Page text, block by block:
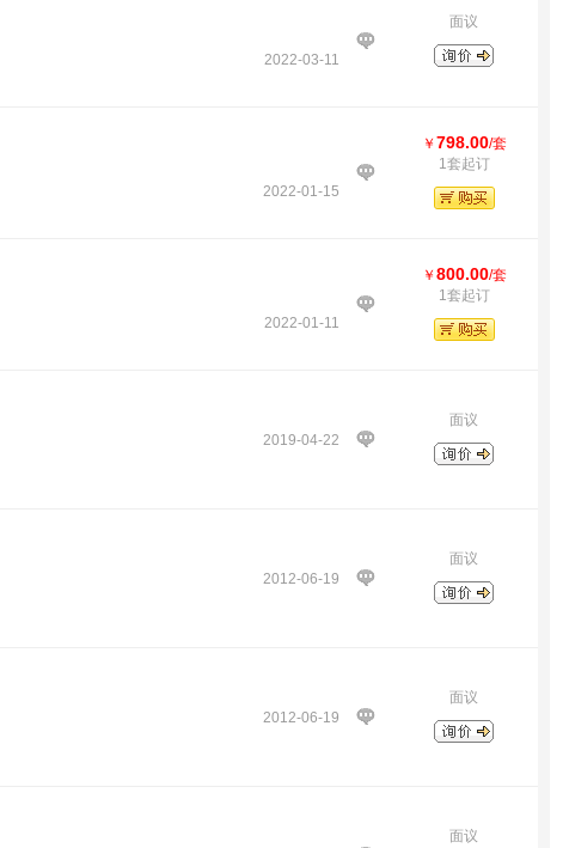
2022-03-11
面议
2022-01-15
￥ 798.00/套
1套起订
2022-01-11
￥ 800.00/套
1套起订
2019-04-22
面议
2012-06-19
面议
2012-06-19
面议
面议